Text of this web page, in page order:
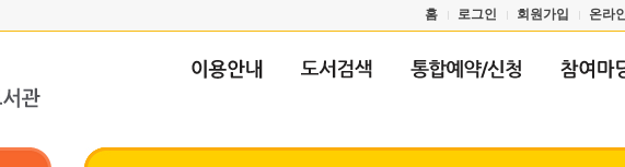
홈 로그인 회원가입 온라